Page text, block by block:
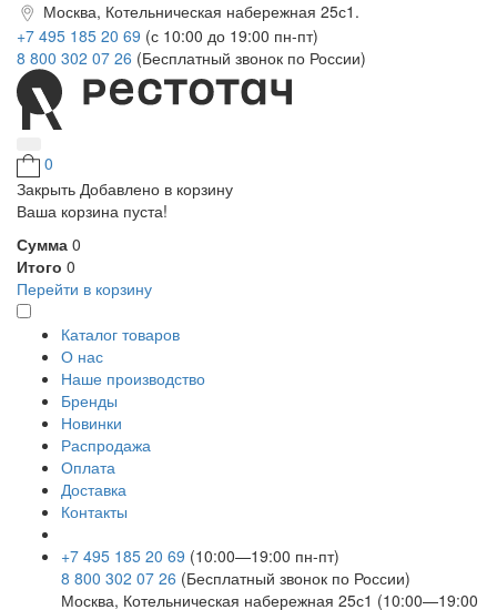
Москва, Котельническая набережная 25с1.
+7 495 185 20 69 (с 10:00 до 19:00 пн-пт)
8 800 302 07 26 (Бесплатный звонок по России)
0
Закрыть Добавлено в корзину
Ваша корзина пуста!
Сумма 0
Итого 0
Перейти в корзину
Каталог товаров
О нас
Наше производство
Бренды
Новинки
Распродажа
Оплата
Доставка
Контакты
+7 495 185 20 69 (10:00—19:00 пн-пт)
8 800 302 07 26 (Бесплатный звонок по России)
Москва, Котельническая набережная 25с1 (10:00—19:00